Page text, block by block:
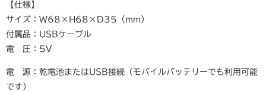
【仕様】
サイズ：W68×H68×D35（mm）
付属品：USBケーブル
電 圧：5V
電 源：乾電池またはUSB接続（モバイルバッテリーでも利用可能
です）